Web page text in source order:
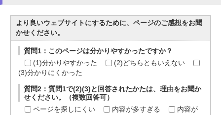
より良いウェブサイトにするために、ページのご感想をお聞
かせください。
質問1：このページは分かりやすかったですか？
(1)分かりやすかった
(2)どちらともいえない
(3)分かりにくかった
質問2：質問1で(2)(3)と回答されたかたは、理由をお聞か
せください。（複数回答可）
ページを探しにくい
内容が多すぎる
内容が